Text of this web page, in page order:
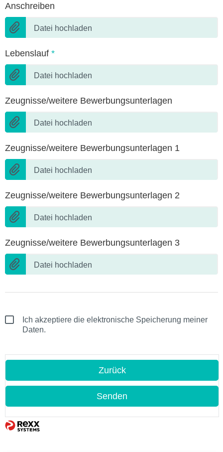
Anschreiben
Datei hochladen
Lebenslauf *
Datei hochladen
Zeugnisse/weitere Bewerbungsunterlagen
Datei hochladen
Zeugnisse/weitere Bewerbungsunterlagen 1
Datei hochladen
Zeugnisse/weitere Bewerbungsunterlagen 2
Datei hochladen
Zeugnisse/weitere Bewerbungsunterlagen 3
Datei hochladen
Ich akzeptiere die elektronische Speicherung meiner
Daten.
Zurück
Senden